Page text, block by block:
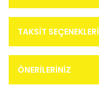
TAKSIT SEÇENEKLERI
ÖNERILERINIZ